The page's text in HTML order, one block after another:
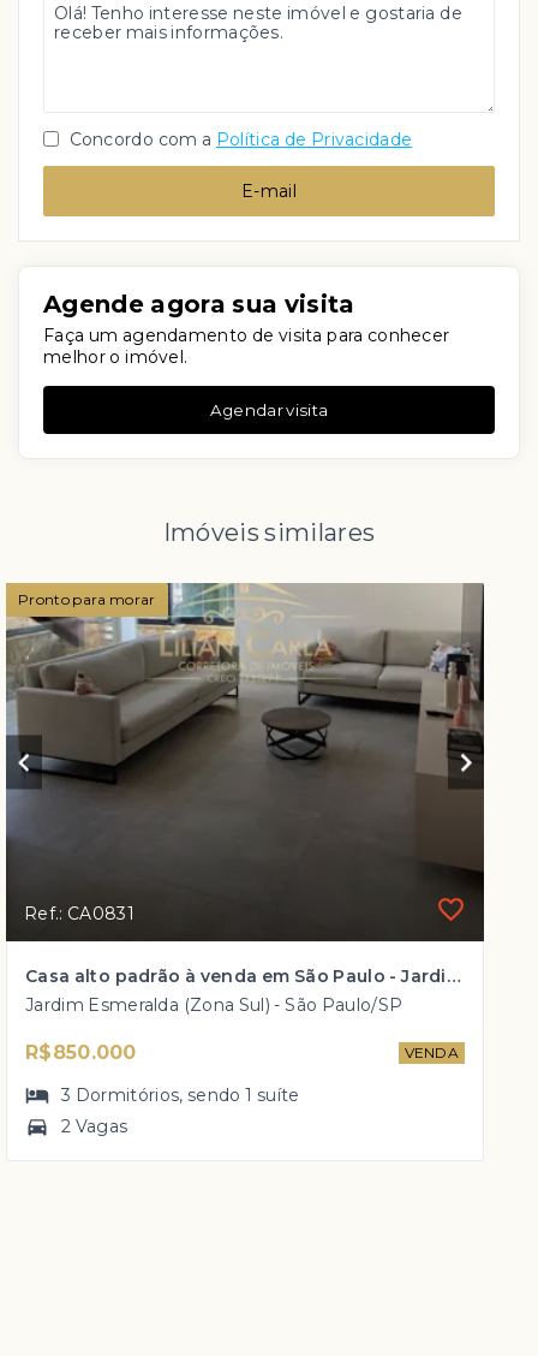
Concordo com a Política de Privacidade
E-mail
Agende agora sua visita
Faça um agendamento de visita para conhecer
melhor o imóvel.
Agendar visita
Imóveis similares
Pronto para morar
Ref.: CA0831
Casa alto padrão à venda em São Paulo - Jardim Esmeralda com 3 dorm, 1 suíte + closet, Piscina, Àrea gourmet e muito mais por R$ 850 mil
Jardim Esmeralda (Zona Sul) - São Paulo/SP
R$850.000 VENDA
3 Dormitórios, sendo1 suíte
2 Vagas